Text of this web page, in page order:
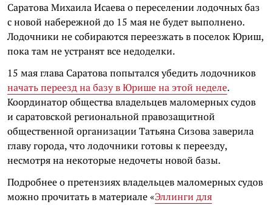
Саратова Михаила Исаева о переселении лодочных баз
с новой набережной до 15 мая не будет выполнено.
Лодочники не собираются переезжать в поселок Юриш,
пока там не устранят все недоделки.
15 мая глава Саратова попытался убедить лодочников
начать переезд на базу в Юрише на этой неделе.
Координатор общества владельцев маломерных судов
и саратовской региональной правозащитной
общественной организации Татьяна Сизова заверила
главу города, что лодочники готовы к переезду,
несмотря на некоторые недочеты новой базы.
Подробнее о претензиях владельцев маломерных судов
можно прочитать в материале «Эллинги для